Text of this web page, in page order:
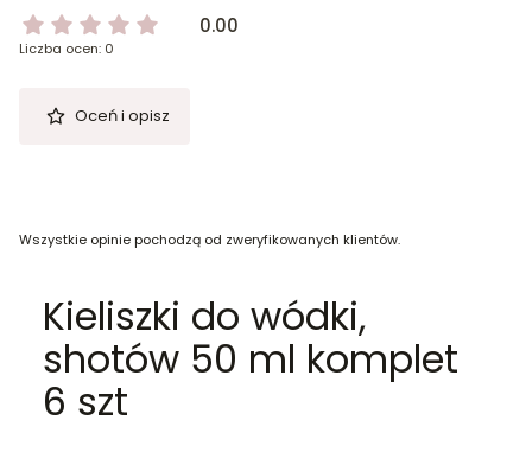
0.00
Liczba ocen: 0
Oceń i opisz
Wszystkie opinie pochodzą od zweryfikowanych klientów.
Kieliszki do wódki,
shotów 50 ml komplet
6 szt